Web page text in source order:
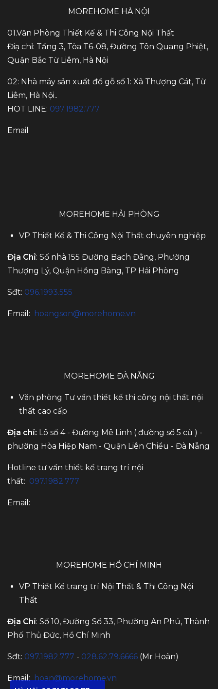
MOREHOME HÀ NỘI
01.Văn Phòng Thiết Kế & Thi Công Nội Thất
Điạ chỉ: Tầng 3, Tòa T6-08, Đường Tôn Quang Phiệt,
Quận Bắc Từ Liêm, Hà Nội
02: Nhà máy sản xuất đồ gỗ số 1: Xã Thượng Cát, Từ
Liêm, Hà Nội..
HOT LINE: 097.1982.777
Email
MOREHOME HẢI PHÒNG
VP Thiết Kế & Thi Công Nội Thất chuyên nghiệp
Địa Chỉ: Số nhà 155 Đường Bạch Đằng, Phường
Thượng Lý, Quận Hồng Bàng, TP Hải Phòng
Sđt: 096.1993.555
Email: hoangson@morehome.vn
MOREHOME ĐÀ NẴNG
Văn phòng Tư vấn thiết kế thi công nội thất nội
thất cao cấp
Địa chỉ: Lô số 4 - Đường Mê Linh ( đường số 5 cũ ) -
phường Hòa Hiệp Nam - Quận Liên Chiểu - Đà Nẵng
Hotline tư vấn thiết kế trang trí nội
thất: 097.1982.777
Email:
MOREHOME HỒ CHÍ MINH
VP Thiết Kế trang trí Nội Thất & Thi Công Nội
Thất
Địa Chỉ: Số 10, Đường Số 33, Phường An Phú, Thành
Phố Thủ Đức, Hồ Chí Minh
Sđt: 097.1982.777 - 028.62.79.6666 (Mr Hoàn)
Email: hoan@morehome.vn